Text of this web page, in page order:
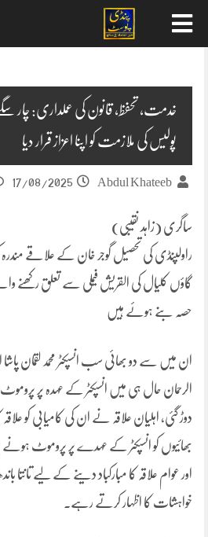
خدمت، تحفظ، قانون کی عملداری: چار
پولیس کی ملازمت کو اپنا اعزاز قرار دیا
Abdul Khateeb
17/08/2025
ساگری (زاہد نقیبی)
راولپنڈی کی تحصیل گوجر خان کے علاقے مندرہ
گاؤں کلیال کی القریش فیملی سے تعلق رکھنے
حصہ بنے ہوئے ہیں
ان میں سے دو بھائی سب انسپکٹر محمد لقمان پاشا
الرحمان حال ہی میں انسپکٹر کے عہدہ پر
دوڑ گئی، اہلیان علاقہ نے ان کی کامیابی کو
بھائیوں کو انسپکٹر کے عہدے پر پروموٹ
اور عوام علاقہ کا مبارکباد دینے کے لیے تانتا
خواہشات کا اظہار کرتے رہے۔